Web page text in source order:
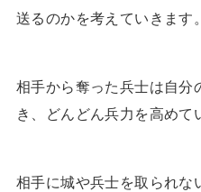
送るのかを考えていきます。
相手から奪った兵士は自分
き、どんどん兵力を高めて
相手に城や兵士を取られな